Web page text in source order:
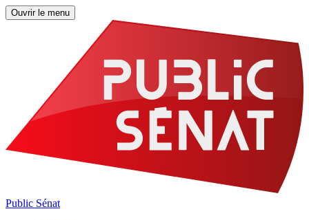
Ouvrir le menu
Public Sénat